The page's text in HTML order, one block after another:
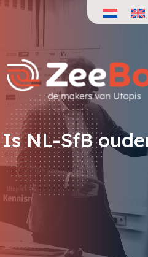
Doorgaan
inhoud
Is NL-SfB